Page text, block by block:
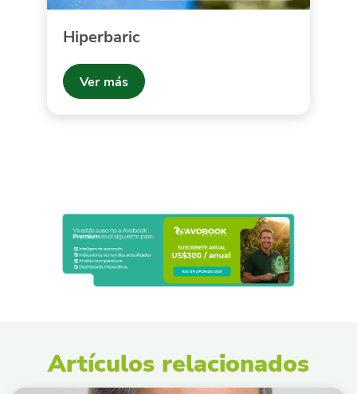
Hiperbaric
Ver más
Artículos relacionados